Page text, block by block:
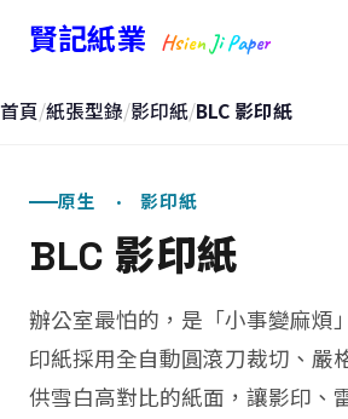
賢記紙業 Hsien Ji Paper
首頁/紙張型錄/影印紙/BLC 影印紙
原生 · 影印紙
BLC 影印紙
辦公室最怕的，是「小事變麻煩
印紙採用全自動圓滾刀裁切、嚴
供雪白高對比的紙面，讓影印、